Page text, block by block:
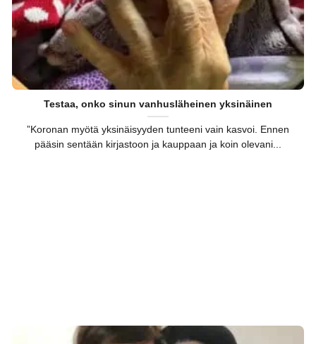
Testaa, onko sinun vanhusläheinen yksinäinen
”Koronan myötä yksinäisyyden tunteeni vain kasvoi. Ennen
pääsin sentään kirjastoon ja kauppaan ja koin olevani...